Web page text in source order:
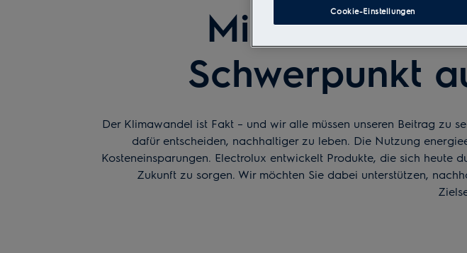
Mit Wurzeln
Schwerpunkt
Der Klimawandel ist Fakt – und wir alle müssen unseren Beitrag zu
dafür entscheiden, nachhaltiger zu leben. Die Nutzung
Kosteneinsparungen. Electrolux entwickelt Produkte, die sich heute
Zukunft zu sorgen. Wir möchten Sie dabei unterstützen,
Cookie-Einstellungen